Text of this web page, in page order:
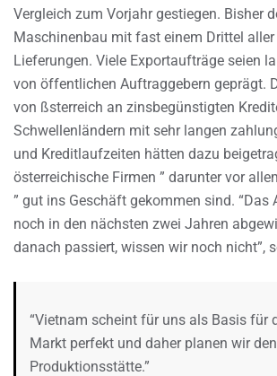
Vergleich zum Vorjahr gestiegen. Bisher
Maschinenbau mit fast einem Drittel
Lieferungen. Viele Exportaufträge seien
von öffentlichen Auftraggebern geprägt.
von ßsterreich an zinsbegünstigten
Schwellenländern mit sehr langen
und Kreditlaufzeiten hätten dazu
österreichische Firmen ” darunter vor
” gut ins Geschäft gekommen sind. “Das
noch in den nächsten zwei Jahren
danach passiert, wissen wir noch nicht”,
“Vietnam scheint für uns als Basis für
Markt perfekt und daher planen wir
Produktionsstätte.”